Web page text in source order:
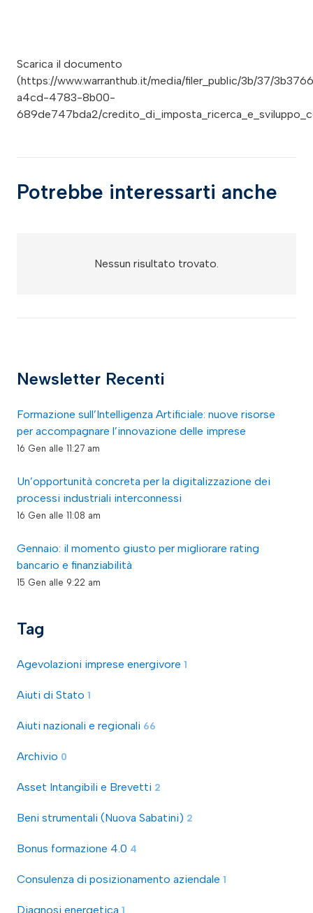
Scarica il documento
(https://www.warranthub.it/media/filer_public/3b/37/
a4cd-4783-8b00-
689de747bda2/
Potrebbe interessarti anche
Nessun risultato trovato.
Newsletter Recenti
Formazione sull’Intelligenza Artificiale: nuove risorse
per accompagnare l’innovazione delle imprese
16 Gen alle 11:27 am
Un’opportunità concreta per la digitalizzazione dei
processi industriali interconnessi
16 Gen alle 11:08 am
Gennaio: il momento giusto per migliorare rating
bancario e finanziabilità
15 Gen alle 9:22 am
Tag
Agevolazioni imprese energivore 1
Aiuti di Stato 1
Aiuti nazionali e regionali 66
Archivio 0
Asset Intangibili e Brevetti 2
Beni strumentali (Nuova Sabatini) 2
Bonus formazione 4.0 4
Consulenza di posizionamento aziendale 1
Diagnosi energetica 1